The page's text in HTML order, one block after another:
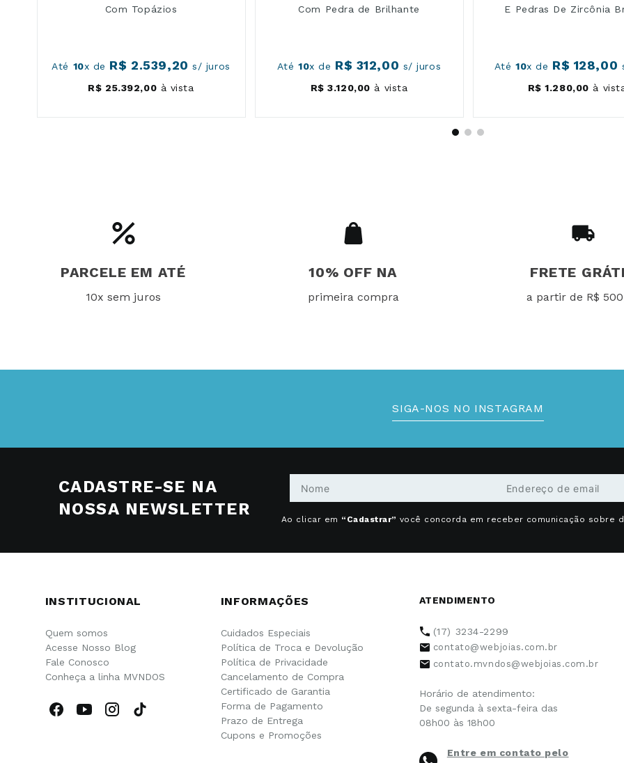
Com Topázios
Até 10x de R$ 2.539,20 s/ juros
R$ 25.392,00 à vista
Com Pedra de Brilhante
Até10x de R$ 312,00 s/ juros
R$ 3.120,00 à vista
E Pedras De Zircônia
Até10x de R$ 128,00
R$ 1.280,00 à
PARCELE EM ATÉ
10x sem juros
10% OFF NA
primeira compra
FRETE
a partir de R$
SIGA-NOS NO INSTAGRAM
CADASTRE-SE NA
NOSSA NEWSLETTER
Ao clicar em “Cadastrar” você concorda em receber comunicação sobre
INSTITUCIONAL
Quem somos
Acesse Nosso Blog
Fale Conosco
Conheça a linha MVNDOS
INFORMAÇÕES
Cuidados Especiais
Política de Troca e Devolução
Política de Privacidade
Cancelamento de Compra
Certificado de Garantia
Forma de Pagamento
Prazo de Entrega
Cupons e Promoções
ATENDIMENTO
(17) 3234-2299
contato@webjoias.com.br
contato.mvndos@webjoias.com.br
Horário de atendimento:
De segunda à sexta-feira das
08h00 às 18h00
Entre em contato pelo